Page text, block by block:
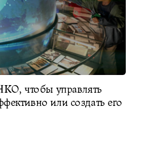
чтобы управлять
или создать его